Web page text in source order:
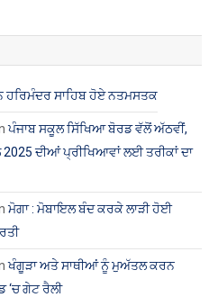
ਹਰਿਮੰਦਰ ਸਾਹਿਬ ਹੋਏ ਨਤਮਸਤਕ
ਪੰਜਾਬ ਸਕੂਲ ਸਿੱਖਿਆ ਬੋਰਡ ਵੱਲੋਂ ਅੱਠਵੀਂ,
ਦੀਆਂ ਪ੍ਰੀਖਿਆਵਾਂ ਲਈ ਤਰੀਕਾਂ ਦਾ
ਮੋਗਾ : ਮੋਬਾਇਲ ਬੰਦ ਕਰਕੇ ਲਾੜੀ ਹੋਈ
ਖੰਗੂੜਾ ਅਤੇ ਸਾਥੀਆਂ ਨੂੰ ਮੁਅੱਤਲ ਕਰਨ
‘ਚ ਗੇਟ ਰੈਲੀ